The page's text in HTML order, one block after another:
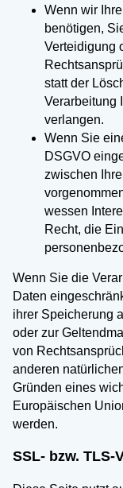
Wenn wir
benötigen,
Verteidigung
statt der
Verarbeitung
verlangen.
Wenn Sie
DSGVO
zwischen
wessen
Recht, die
Wenn Sie die
Daten
ihrer Speicherung
oder zur
von
anderen
Gründen eines
Europäischen
werden.
SSL- bzw. TLS-